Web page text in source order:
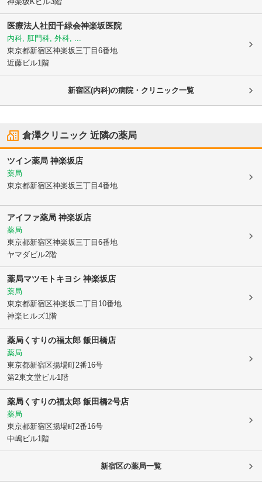
医療法人社団千緑会神楽坂医院
内科, 肛門科, 外科, ...
東京都新宿区神楽坂三丁目6番地
近藤ビル1階
新宿区(内科)の病院・クリニック一覧
倉澤クリニック 近隣の薬局
ツイン薬局 神楽坂店
薬局
東京都新宿区神楽坂三丁目4番地
アイファ薬局 神楽坂店
薬局
東京都新宿区神楽坂三丁目6番地
ヤマダビル2階
薬局マツモトキヨシ 神楽坂店
薬局
東京都新宿区神楽坂二丁目10番地
神楽ヒルズ1階
薬局くすりの福太郎 飯田橋店
薬局
東京都新宿区揚場町2番16号
第2東文堂ビル1階
薬局くすりの福太郎 飯田橋2号店
薬局
東京都新宿区揚場町2番16号
中嶋ビル1階
新宿区の薬局一覧